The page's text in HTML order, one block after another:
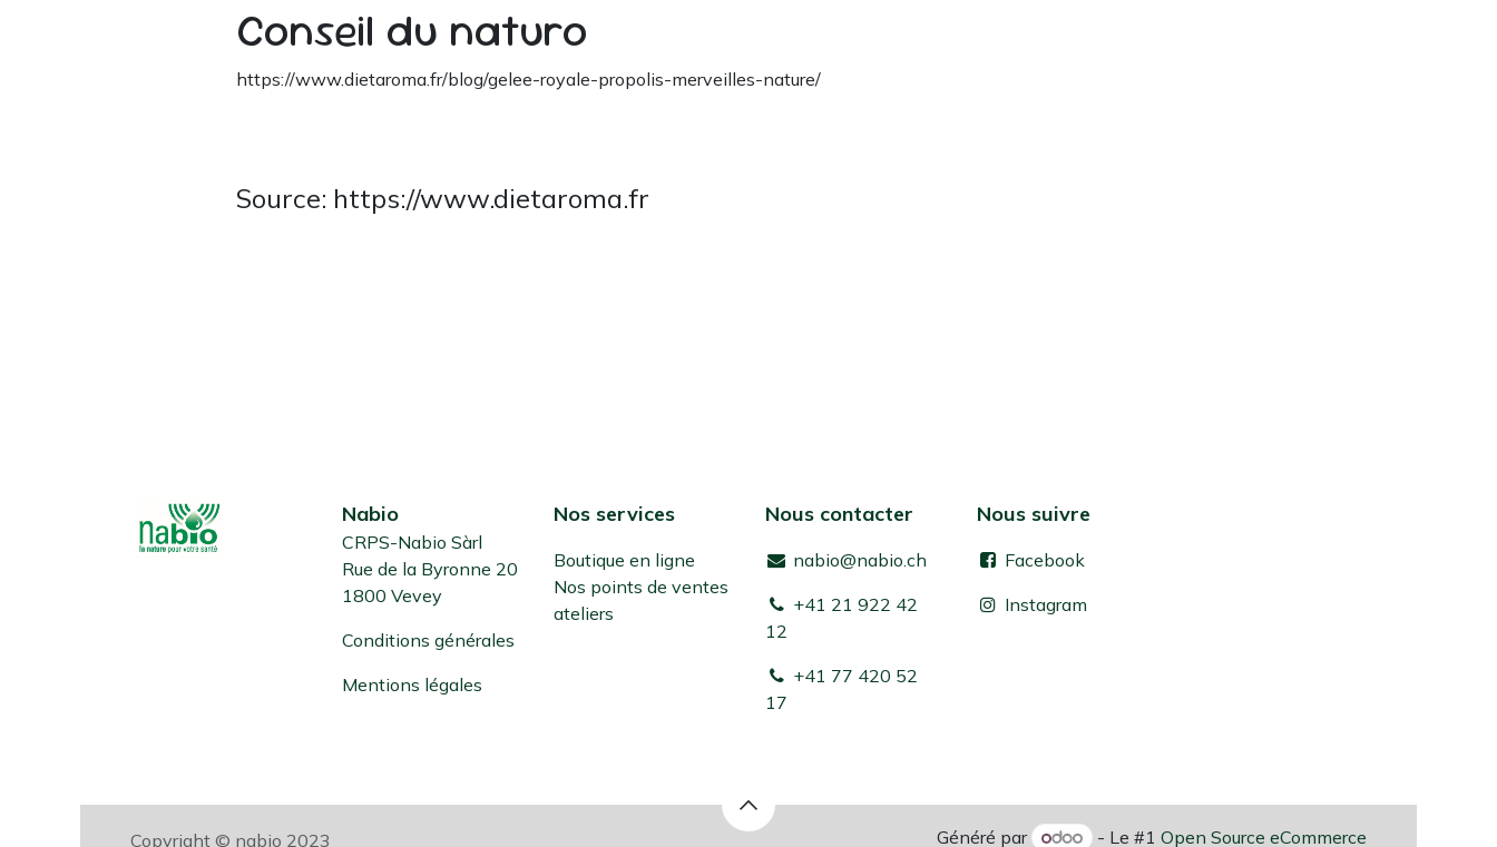
Conseil du naturo
https://www.dietaroma.fr/blog/gelee-royale-propolis-merveilles-nature/
Source: https://www.dietaroma.fr
Nabio
CRPS-Nabio Sàrl
Rue de la Byronne 20
1800 Vevey
Conditions générales
Mentions légales
Nos services
Boutique en ligne
Nos points de ventes
ateliers
Nous contacter
nabio@nabio.ch
+41 21 922 42
12
+41 77 420 52
17
Nous suivre
Facebook
Instagram
Copyright © nabio 2023 Généré par - Le #1 Open Source eCommerce